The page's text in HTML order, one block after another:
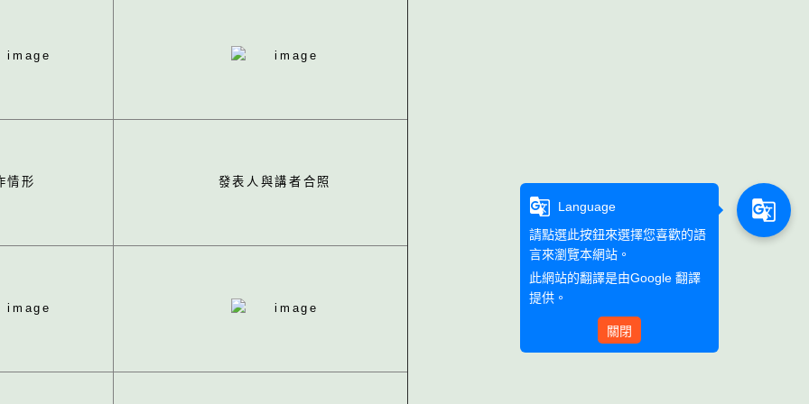
情形 發表人與講者合照
g_translate
Language
請點選此按鈕來選擇您喜歡的語
言來瀏覽本網站。
此網站的翻譯是由Google 翻譯
提供。
關閉
g_translate